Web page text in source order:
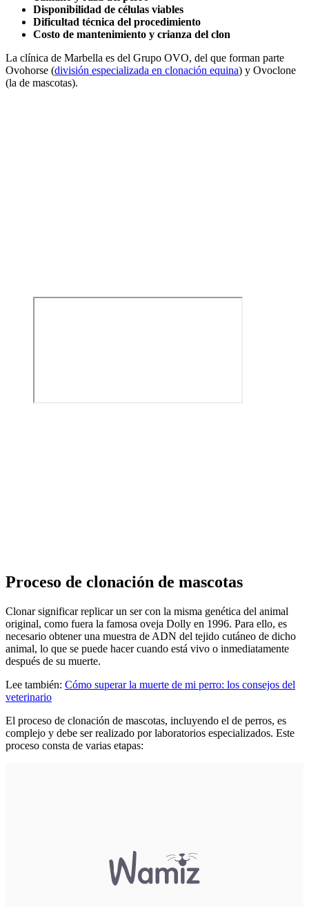
Disponibilidad de células viables
Dificultad técnica del procedimiento
Costo de mantenimiento y crianza del clon
La clínica de Marbella es del Grupo OVO, del que forman parte
Ovohorse (división especializada en clonación equina) y Ovoclone
(la de mascotas).
Proceso de clonación de mascotas
Clonar significar replicar un ser con la misma genética del animal
original, como fuera la famosa oveja Dolly en 1996. Para ello, es
necesario obtener una muestra de ADN del tejido cutáneo de dicho
animal, lo que se puede hacer cuando está vivo o inmediatamente
después de su muerte.
Lee también: Cómo superar la muerte de mi perro: los consejos del
veterinario
El proceso de clonación de mascotas, incluyendo el de perros, es
complejo y debe ser realizado por laboratorios especializados. Este
proceso consta de varias etapas: